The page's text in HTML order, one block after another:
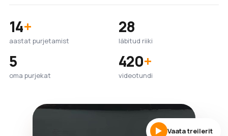
14+
aastat purjetamist
28
läbitud riiki
5
oma purjekat
420+
videotundi
Vaata treilerit